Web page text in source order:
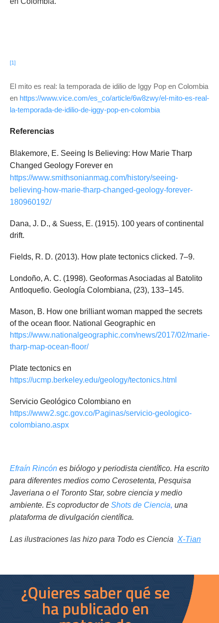
[1]
El mito es real: la temporada de idilio de Iggy Pop en Colombia
en https://www.vice.com/es_co/article/6w8zwy/el-mito-es-real-
la-temporada-de-idilio-de-iggy-pop-en-colombia
Referencias
Blakemore, E. Seeing Is Believing: How Marie Tharp
Changed Geology Forever en
https://www.smithsonianmag.com/history/seeing-
believing-how-marie-tharp-changed-geology-forever-
180960192/
Dana, J. D., & Suess, E. (1915). 100 years of continental
drift.
Fields, R. D. (2013). How plate tectonics clicked. 7–9.
Londoño, A. C. (1998). Geoformas Asociadas al Batolito
Antloquefio. Geología Colombiana, (23), 133–145.
Mason, B. How one brilliant woman mapped the secrets
of the ocean floor. National Geographic en
https://www.nationalgeographic.com/news/2017/02/marie-
tharp-map-ocean-floor/
Plate tectonics en
https://ucmp.berkeley.edu/geology/tectonics.html
Servicio Geológico Colombiano en
https://www2.sgc.gov.co/Paginas/servicio-geologico-
colombiano.aspx
Efraín Rincón es biólogo y periodista científico. Ha escrito
para diferentes medios como Cerosetenta, Pesquisa
Javeriana o el Toronto Star, sobre ciencia y medio
ambiente. Es coproductor de Shots de Ciencia, una
plataforma de divulgación científica.
Las ilustraciones las hizo para Todo es Ciencia X-Tian